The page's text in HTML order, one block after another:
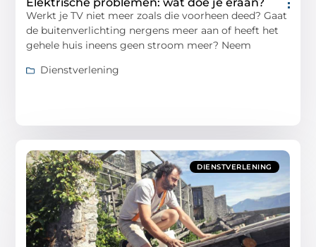
Werkt je TV niet meer zoals die voorheen deed? Gaat
de buitenverlichting nergens meer aan of heeft het
gehele huis ineens geen stroom meer? Neem
Dienstverlening
DIENSTVERLENING